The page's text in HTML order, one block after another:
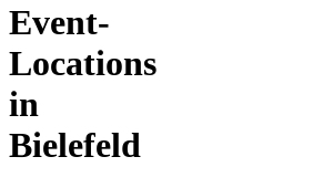
Event-
Locations
in
Bielefeld